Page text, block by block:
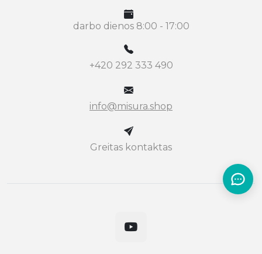
darbo dienos 8:00 - 17:00
+420 292 333 490
info@misura.shop
Greitas kontaktas